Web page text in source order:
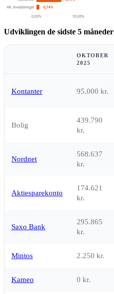
Udviklingen de sidste 5 måneder
OKTOBER
2025
Kontanter 95.000 kr.
Bolig
439.790
kr.
Nordnet
568.637
kr.
Aktiesparekonto
174.621
kr.
Saxo Bank
295.865
kr.
Mintos 2.250 kr.
Kameo 0 kr.